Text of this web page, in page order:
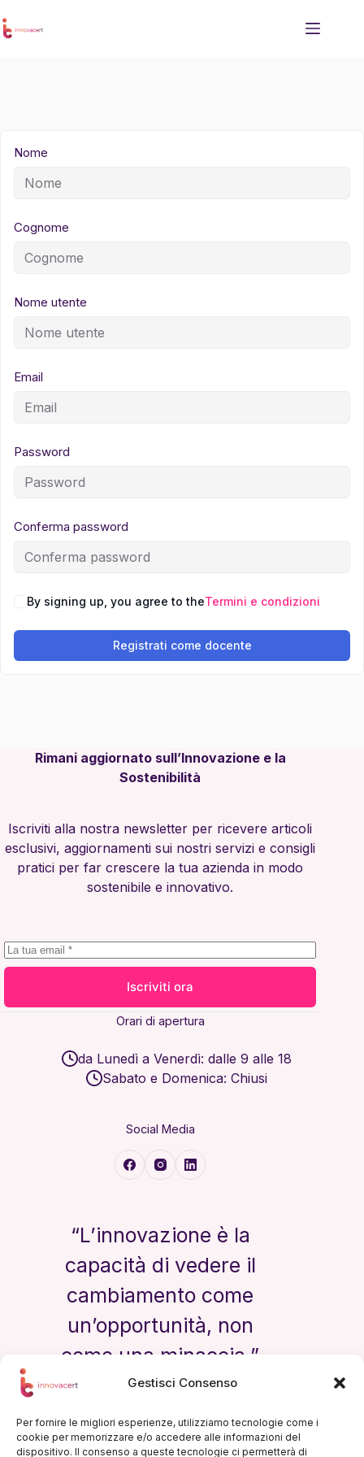
Gestisci Consenso
Per fornire le migliori esperienze, utilizziamo tecnologie come i
cookie per memorizzare e/o accedere alle informazioni del
dispositivo. Il consenso a queste tecnologie ci permetterà di
al
Nome
Cognome
Nome utente
Email
Password
Conferma password
By signing up, you agree to theTermini e condizioni
Registrati come docente
Rimani aggiornato sull’Innovazione e la
Sostenibilità
Iscriviti alla nostra newsletter per ricevere articoli
esclusivi, aggiornamenti sui nostri servizi e consigli
pratici per far crescere la tua azienda in modo
sostenibile e innovativo.
Iscriviti ora
Orari di apertura
da Lunedì a Venerdì: dalle 9 alle 18
Sabato e Domenica: Chiusi
Social Media
“L’innovazione è la
capacità di vedere il
cambiamento come
un’opportunità, non
come una minaccia.”
— Steve Jobs